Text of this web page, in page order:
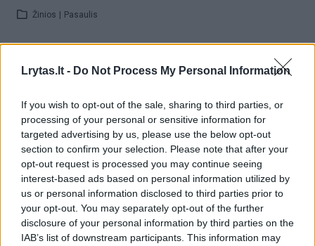
Lrytas.lt - Do Not Process My Personal Information
If you wish to opt-out of the sale, sharing to third parties, or
processing of your personal or sensitive information for
targeted advertising by us, please use the below opt-out
section to confirm your selection. Please note that after your
opt-out request is processed you may continue seeing
interest-based ads based on personal information utilized by
us or personal information disclosed to third parties prior to
your opt-out. You may separately opt-out of the further
disclosure of your personal information by third parties on the
IAB’s list of downstream participants. This information may
Žinios Pasaulis
00:04:00
Kuprines pasvėrę specialistai įspėja apie pavojingą
įprotį: tą daro daugiau nei pusė pradinukų
Žinios | Lietuvos diena
Visi įrašai
Žiūrimiausi įrašai